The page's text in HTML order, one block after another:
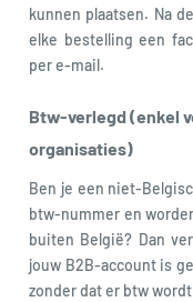
kunnen plaatsen. Na
elke bestelling een
per e-mail.
Btw-verlegd (enkel
organisaties)
Ben je een niet-
btw-nummer en
buiten België? Dan
jouw B2B-account is
zonder dat er btw